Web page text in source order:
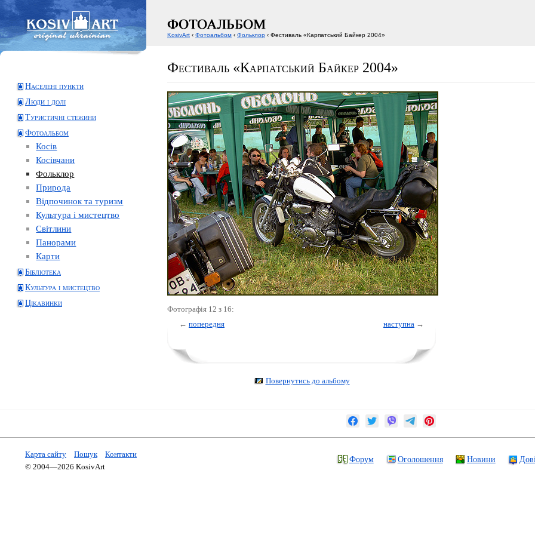
Фестиваль «Карпатський Байкер 2004»
Населені пункти
Люди і долі
Туристичні стежини
Фотоальбом
Косів
Косівчани
Фольклор
Природа
Відпочинок та туризм
Культура і мистецтво
Світлини
Панорами
Карти
Бібліотека
Культура і мистецтво
Цікавинки
Фотографія 12 з 16:
← попередня наступна →
Повернутись до альбому
KosivArt ‹ Фотоальбом ‹ Фольклор ‹ Фестиваль «Карпатський Байкер 2004»
Карта сайту Пошук
Контакти
© 2004—2026 KosivArt
Форум Оголошення Новини